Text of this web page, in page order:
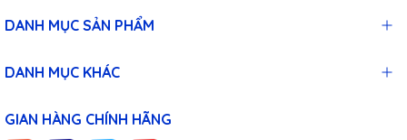
DANH MỤC SẢN PHẨM
DANH MỤC KHÁC
GIAN HÀNG CHÍNH HÃNG